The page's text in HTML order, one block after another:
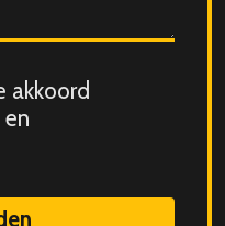
akkoord